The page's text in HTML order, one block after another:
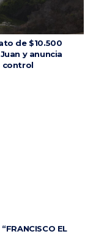
de $10.500
y anuncia
control
EL